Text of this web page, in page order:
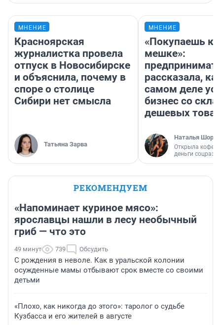
МНЕНИЕ
Красноярская
журналистка провела
отпуск в Новосибирске
и объяснила, почему в
споре о столице
Сибири нет смысла
Татьяна Зарва
МНЕНИЕ
«Покупаешь
мешке»:
рассказала,
самом деле
бизнес со
дешевых
Наталья
Открыла
деньги
РЕКОМЕНДУЕМ
«Напоминает куриное мясо»:
ярославцы нашли в лесу необычный
гриб — что это
49 минут 739 Обсудить
С рождения в неволе. Как в уральской колонии
осужденные мамы отбывают срок вместе со своими
детьми
«Плохо, как никогда до этого»: таролог о судьбе
Кузбасса и его жителей в августе